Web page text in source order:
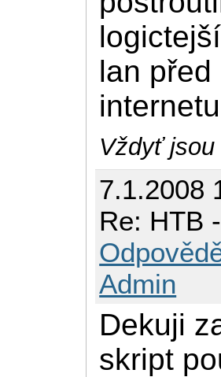
lan
Vždyť
7.1.2008
Re: HTB
Admin
Dekuji
skript